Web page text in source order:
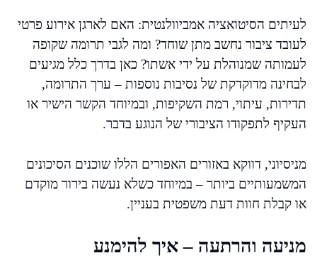
לעיתים הסיטואציה אמביוולנטית: האם לארגן אירוע פרטי
לעובד ציבור נחשב מתן שוחד? ומה לגבי תרומה שקופה
לעמותה שמנוהלת על ידי אשתו? כאן בדרך כלל מגיעים
לבחינה מדוקדקת של נסיבות נוספות – ערך התרומה,
תדירות, עיתוי, רמת השקיפות, ובמיוחד הקשר הישיר או
העקיף לתפקודו הציבורי של הנוגע בדבר.
מניסיוני, דווקא באזורים האפורים הללו שוכנים הסיכונים
המשמעותיים ביותר – במיוחד כשלא נעשה בירור מוקדם
או קבלת חוות דעת משפטית בעניין.
מניעה והרתעה – איך להימנע